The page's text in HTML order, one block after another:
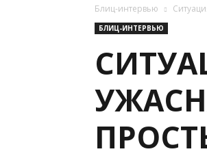
Блиц-интервью
БЛИЦ-ИНТЕРВЬЮ